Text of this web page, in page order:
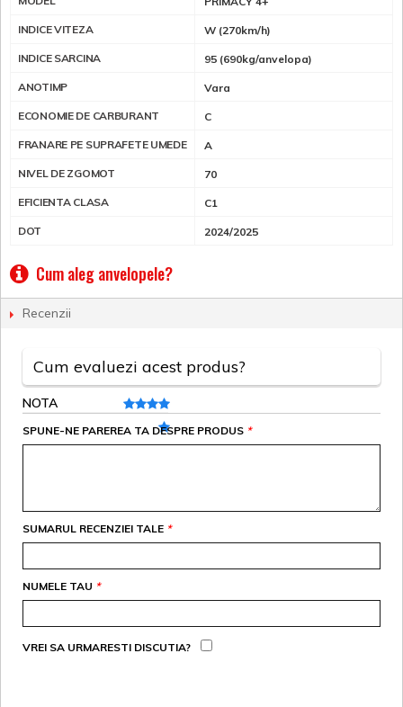
INDICE VITEZA W (270km/h)
INDICE SARCINA 95 (690kg/anvelopa)
ANOTIMP Vara
ECONOMIE DE CARBURANT C
FRANARE PE SUPRAFETE UMEDE A
NIVEL DE ZGOMOT 70
EFICIENTA CLASA C1
DOT 2024/2025
Cum aleg anvelopele?
Recenzii
Cum evaluezi acest produs?
NOTA
*
SPUNE-NE PAREREA TA DESPRE PRODUS
*
SUMARUL RECENZIEI TALE
*
NUMELE TAU
VREI SA URMARESTI DISCUTIA?